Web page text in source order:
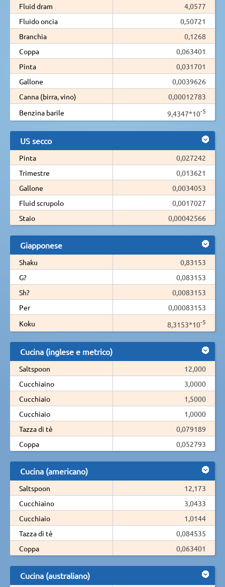
Fluid dram
4,0577
Fluido oncia
0,50721
Branchia
0,1268
Coppa
0,063401
Pinta
0,031701
Gallone
0,0039626
Canna (birra, vino)
0,00012783
Benzina barile
9,4347*10-5
US secco
Pinta
0,027242
Trimestre
0,013621
Gallone
0,0034053
Fluid scrupolo
0,0017027
Staio
0,00042566
Giapponese
Shaku
0,83153
G?
0,083153
Sh?
0,0083153
Per
0,00083153
Koku
8,3153*10-5
Cucina (inglese e metrico)
Saltspoon
12,000
Cucchiaino
3,0000
Cucchiaio
1,5000
Cucchiaio
1,0000
Tazza di tè
0,079189
Coppa
0,052793
Cucina (americano)
Saltspoon
12,173
Cucchiaino
3,0433
Cucchiaio
1,0144
Tazza di tè
0,084535
Coppa
0,063401
Cucina (australiano)